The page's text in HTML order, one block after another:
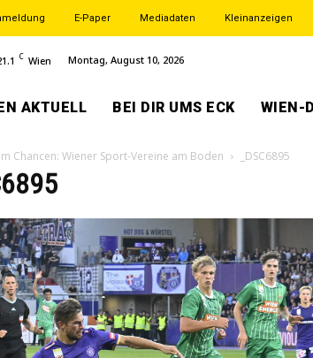
E-Paper Mediadaten Kleinanzeigen
C Wien Montag, August 10, 2026
AKTUELL BEI DIR UMS ECK WIEN-
Chancen: Wiener Sport-Vereine am Boden _DSC6895